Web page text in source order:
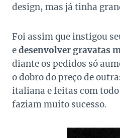
design, mas já tinha
Foi assim que instigou
edesenvolver gravatas
diante os pedidos só
o dobro do preço de
italiana e feitas com
faziam muito sucesso.